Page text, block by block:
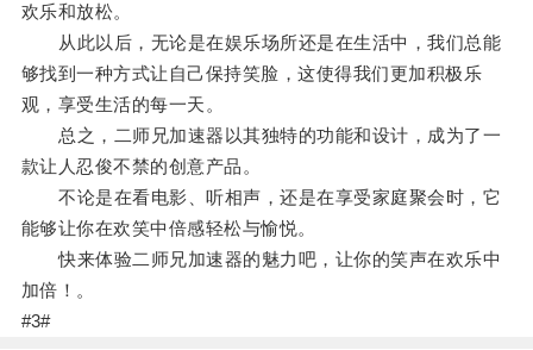
欢乐和放松。
从此以后，无论是在娱乐场所还是在生活中，我们总能
够找到一种方式让自己保持笑脸，这使得我们更加积极乐
观，享受生活的每一天。
总之，二师兄加速器以其独特的功能和设计，成为了一
款让人忍俊不禁的创意产品。
不论是在看电影、听相声，还是在享受家庭聚会时，它
能够让你在欢笑中倍感轻松与愉悦。
快来体验二师兄加速器的魅力吧，让你的笑声在欢乐中
加倍！。
#3#